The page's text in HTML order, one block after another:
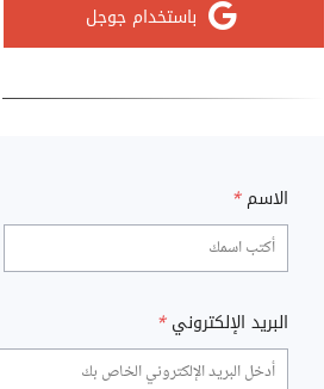
باستخدام جوجل
الاسم *
البريد الإلكتروني *